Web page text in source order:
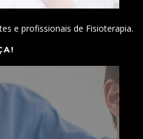
e profissionais de Fisioterapia.